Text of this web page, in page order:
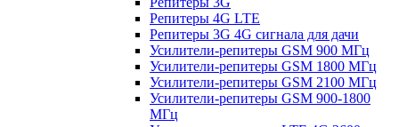
Репитеры 4G LTE
Репитеры 3G 4G сигнала для дачи
Усилители-репитеры GSM 900 МГц
Усилители-репитеры GSM 1800 МГц
Усилители-репитеры GSM 2100 МГц
Усилители-репитеры GSM 900-1800
МГц